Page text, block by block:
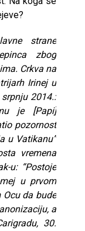
strane
zbog
Crkva na
Irinej u
2014.:
je [Papi]
pozornost
u Vatikanu”
vremena
u: “Postoje
u prvom
Ocu da bude
a
30.